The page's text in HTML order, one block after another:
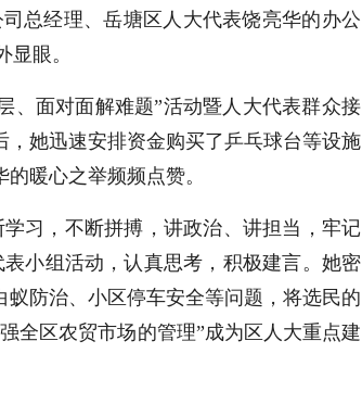
总经理、岳塘区人大代表饶亮华的办公
显眼。
、面对面解难题”活动暨人大代表群众接
她迅速安排资金购买了乒乓球台等设施
暖心之举频频点赞。
习，不断拼搏，讲政治、讲担当，牢记
小组活动，认真思考，积极建言。她密
防治、小区停车安全等问题，将选民的
全区农贸市场的管理”成为区人大重点建